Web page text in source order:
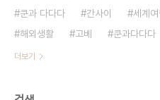
쿤과 다다다
간사이 세계여
해외생활
고베 쿤과다다다
더보기